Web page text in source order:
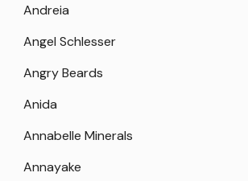
Andreia
Angel Schlesser
Angry Beards
Anida
Annabelle Minerals
Annayake